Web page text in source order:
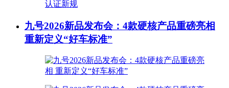
九号2026新品发布会：4款硬核产品重磅亮相
重新定义“好车标准”